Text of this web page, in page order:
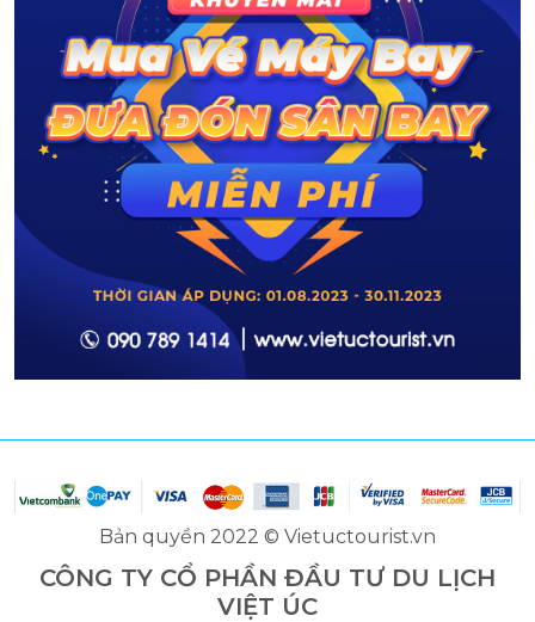
Bản quyền 2022 © Vietuctourist.vn
CÔNG TY CỔ PHẦN ĐẦU TƯ DU LỊCH
VIỆT ÚC